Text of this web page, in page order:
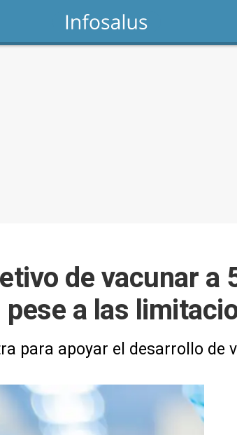
de vacunar a
a las
para apoyar el desarrollo de